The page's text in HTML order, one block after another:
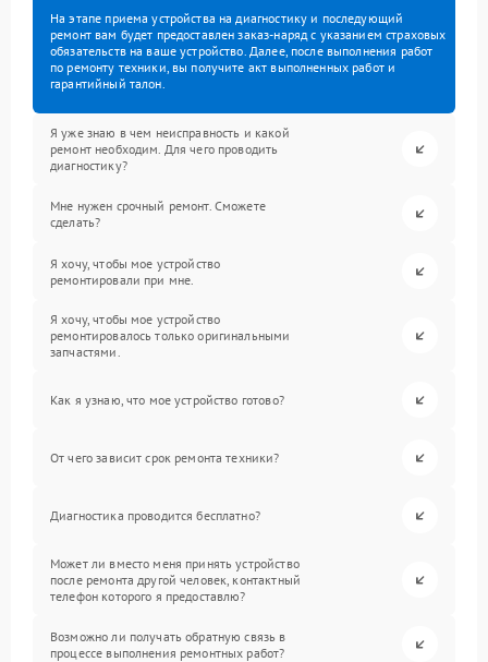
На этапе приема устройства на диагностику и последующий
ремонт вам будет предоставлен заказ-наряд с указанием страховых
обязательств на ваше устройство. Далее, после выполнения работ
по ремонту техники, вы получите акт выполненных работ и
гарантийный талон.
Я уже знаю в чем неисправность и какой
ремонт необходим. Для чего проводить
диагностику?
Мне нужен срочный ремонт. Сможете
сделать?
Я хочу, чтобы мое устройство
ремонтировали при мне.
Я хочу, чтобы мое устройство
ремонтировалось только оригинальными
запчастями.
Как я узнаю, что мое устройство готово?
От чего зависит срок ремонта техники?
Диагностика проводится бесплатно?
Может ли вместо меня принять устройство
после ремонта другой человек, контактный
телефон которого я предоставлю?
Возможно ли получать обратную связь в
процессе выполнения ремонтных работ?